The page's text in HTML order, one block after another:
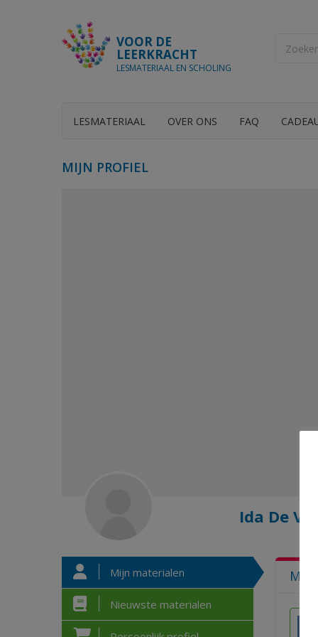
VOOR DE
LEERKRACHT
LESMATERIAAL EN SCHOLING
LESMATERIAAL OVER ONS FAQ
MIJN PROFIEL
Ida De
Mijn materialen
Nieuwste materialen